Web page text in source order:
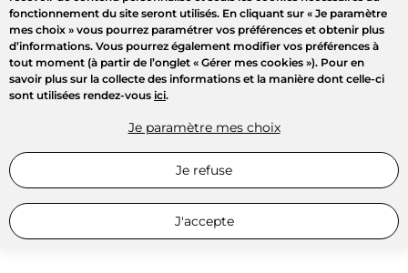
fonctionnement du site seront utilisés. En cliquant sur « Je paramètre
mes choix » vous pourrez paramétrer vos préférences et obtenir plus
d’informations. Vous pourrez également modifier vos préférences à
tout moment (à partir de l’onglet « Gérer mes cookies »). Pour en
savoir plus sur la collecte des informations et la manière dont celle-ci
sont utilisées rendez-vous ici.
Je paramètre mes choix
Je refuse
J'accepte